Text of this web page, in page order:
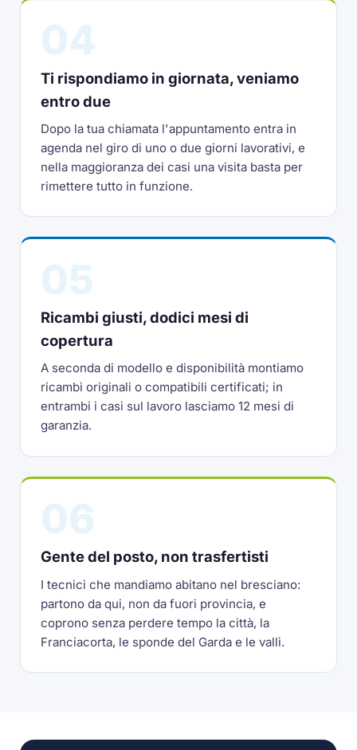
Ti rispondiamo in giornata, veniamo
entro due
Dopo la tua chiamata l'appuntamento entra in
agenda nel giro di uno o due giorni lavorativi, e
nella maggioranza dei casi una visita basta per
rimettere tutto in funzione.
Ricambi giusti, dodici mesi di
copertura
A seconda di modello e disponibilità montiamo
ricambi originali o compatibili certificati; in
entrambi i casi sul lavoro lasciamo 12 mesi di
garanzia.
Gente del posto, non trasfertisti
I tecnici che mandiamo abitano nel bresciano:
partono da qui, non da fuori provincia, e
coprono senza perdere tempo la città, la
Franciacorta, le sponde del Garda e le valli.